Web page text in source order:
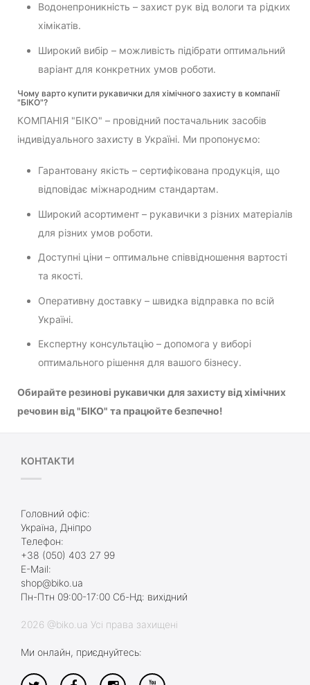
Водонепроникність – захист рук від вологи та рідких
хімікатів.
Широкий вибір – можливість підібрати оптимальний
варіант для конкретних умов роботи.
Чому варто купити рукавички для хімічного захисту в компанії
"БІКО"?
КОМПАНІЯ "БІКО" – провідний постачальник засобів
індивідуального захисту в Україні. Ми пропонуємо:
Гарантовану якість – сертифікована продукція, що
відповідає міжнародним стандартам.
Широкий асортимент – рукавички з різних матеріалів
для різних умов роботи.
Доступні ціни – оптимальне співвідношення вартості
та якості.
Оперативну доставку – швидка відправка по всій
Україні.
Експертну консультацію – допомога у виборі
оптимального рішення для вашого бізнесу.
Обирайте резинові рукавички для захисту від хімічних
речовин від "БІКО" та працюйте безпечно!
КОНТАКТИ
Головний офіс:
Україна, Дніпро
Телефон:
+38 (050) 403 27 99
E-Mail:
shop@biko.ua
Пн-Птн 09:00-17:00 Сб-Нд: вихідний
2026 @biko.ua Усі права захищені
Ми онлайн, приєднуйтесь: